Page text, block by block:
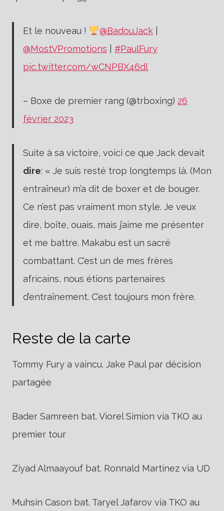
Et le nouveau ! @BadouJack|
@MostVPromotions
#PaulFury
pic.twitter.com/wCNPBX46dl
– Boxe de premier rang (@trboxing) 26
février 2023
Suite à sa victoire, voici ce que Jack devait
dire: « Je suis resté trop longtemps là. (Mon
entraîneur) m’a dit de boxer et de bouger.
Ce n’est pas vraiment mon style. Je veux
dire, boîte, ouais, mais j’aime me présenter
et me battre. Makabu est un sacré
combattant. C’est un de mes frères
africains, nous étions partenaires
d’entraînement. C’est toujours mon frère.
Reste de la carte
Tommy Fury a vaincu. Jake Paul par décision
partagée
Bader Samreen bat. Viorel Simion via TKO au
premier tour
Ziyad Almaayouf bat. Ronnald Martinez via UD
Muhsin Cason bat. Taryel Jafarov via TKO au